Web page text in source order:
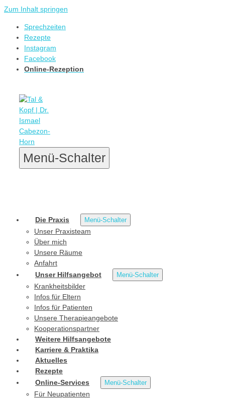
Zum Inhalt springen
Sprechzeiten
Rezepte
Instagram
Facebook
Online-Rezeption
Menü-Schalter
Die Praxis Menü-Schalter
Unser Praxisteam
Über mich
Unsere Räume
Anfahrt
Unser Hilfsangebot
Menü-Schalter
Krankheitsbilder
Infos für Eltern
Infos für Patienten
Unsere Therapieangebote
Kooperationspartner
Weitere Hilfsangebote
Karriere & Praktika
Aktuelles
Rezepte
Online-Services
Menü-Schalter
Für Neupatienten